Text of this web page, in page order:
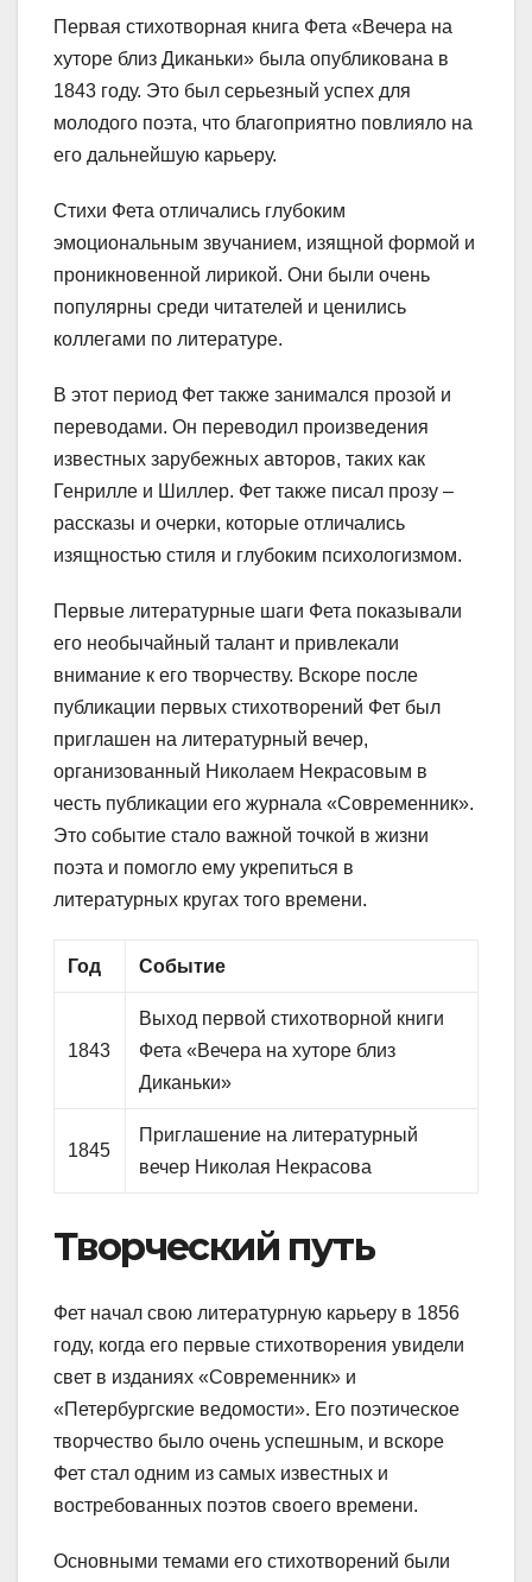
Первая стихотворная книга Фета «Вечера на
хуторе близ Диканьки» была опубликована в
1843 году. Это был серьезный успех для
молодого поэта, что благоприятно повлияло на
его дальнейшую карьеру.
Стихи Фета отличались глубоким
эмоциональным звучанием, изящной формой и
проникновенной лирикой. Они были очень
популярны среди читателей и ценились
коллегами по литературе.
В этот период Фет также занимался прозой и
переводами. Он переводил произведения
известных зарубежных авторов, таких как
Генрилле и Шиллер. Фет также писал прозу –
рассказы и очерки, которые отличались
изящностью стиля и глубоким психологизмом.
Первые литературные шаги Фета показывали
его необычайный талант и привлекали
внимание к его творчеству. Вскоре после
публикации первых стихотворений Фет был
приглашен на литературный вечер,
организованный Николаем Некрасовым в
честь публикации его журнала «Современник».
Это событие стало важной точкой в жизни
поэта и помогло ему укрепиться в
литературных кругах того времени.
Год Событие
1843
Выход первой стихотворной книги
Фета «Вечера на хуторе близ
Диканьки»
1845
Приглашение на литературный
вечер Николая Некрасова
Творческий путь
Фет начал свою литературную карьеру в 1856
году, когда его первые стихотворения увидели
свет в изданиях «Современник» и
«Петербургские ведомости». Его поэтическое
творчество было очень успешным, и вскоре
Фет стал одним из самых известных и
востребованных поэтов своего времени.
Основными темами его стихотворений были